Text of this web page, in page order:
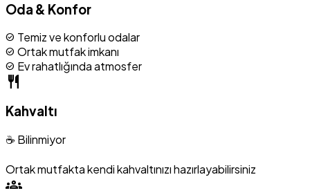
Oda & Konfor
check_circle Temiz ve konforlu odalar
check_circle Ortak mutfak imkanı
check_circle Ev rahatlığında atmosfer
restaurant
Kahvaltı
☕ Bilinmiyor
Ortak mutfakta kendi kahvaltınızı hazırlayabilirsiniz
groups